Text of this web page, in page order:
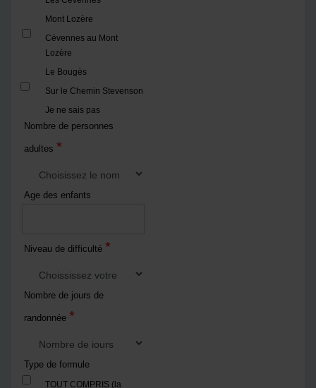
Mont Lozère
Cévennes au Mont
Lozère
Le Bougès
Sur le Chemin Stevenson
Je ne sais pas
Nombre de personnes
adultes *
Age des enfants
Niveau de difficulté *
Nombre de jours de
randonnée *
Type de formule
TOUT COMPRIS (la